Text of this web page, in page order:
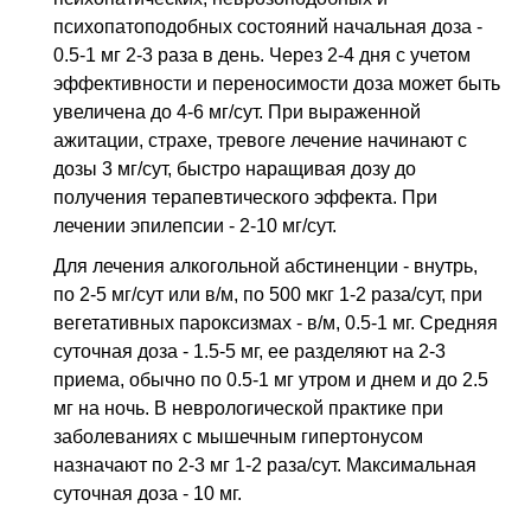
психопатоподобных состояний начальная доза -
0.5-1 мг 2-3 раза в день. Через 2-4 дня с учетом
эффективности и переносимости доза может быть
увеличена до 4-6 мг/сут. При выраженной
ажитации, страхе, тревоге лечение начинают с
дозы 3 мг/сут, быстро наращивая дозу до
получения терапевтического эффекта. При
лечении эпилепсии - 2-10 мг/сут.
Для лечения алкогольной абстиненции - внутрь,
по 2-5 мг/сут или в/м, по 500 мкг 1-2 раза/сут, при
вегетативных пароксизмах - в/м, 0.5-1 мг. Средняя
суточная доза - 1.5-5 мг, ее разделяют на 2-3
приема, обычно по 0.5-1 мг утром и днем и до 2.5
мг на ночь. В неврологической практике при
заболеваниях с мышечным гипертонусом
назначают по 2-3 мг 1-2 раза/сут. Максимальная
суточная доза - 10 мг.